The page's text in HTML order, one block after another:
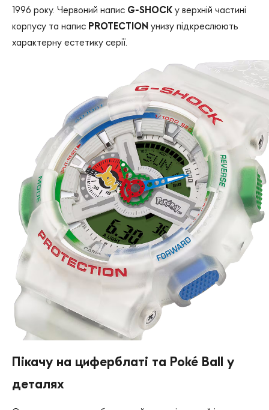
1996 року. Червоний напис G-SHOCK у верхній частині
корпусу та напис PROTECTION унизу підкреслюють
характерну естетику серії.
Пікачу на циферблаті та Poké Ball у
деталях